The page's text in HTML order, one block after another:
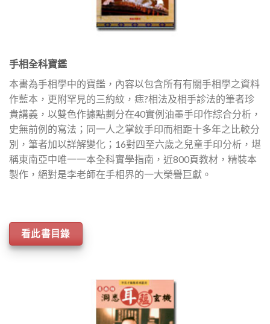
手相全科寶鑑
本書為手相學中的寶鑑，內容以包含所有有關手相學之資料
作藍本，更附罕見的三約紋，痣?相法及相手診法的筆者珍
貴講義，以雙色作據點劃分在40實例油墨手印作綜合分析，
史無前例的寫法；同一人之掌紋手印而相距十多年之比較分
別，筆者加以詳解變化；16對四至六歲之兒童手印分析，堪
稱東南亞中唯一一本全科實學指南，近800頁教材，精裝本
製作，絕對是李老師在手相界的一大榮譽巨獻。
看此書目錄